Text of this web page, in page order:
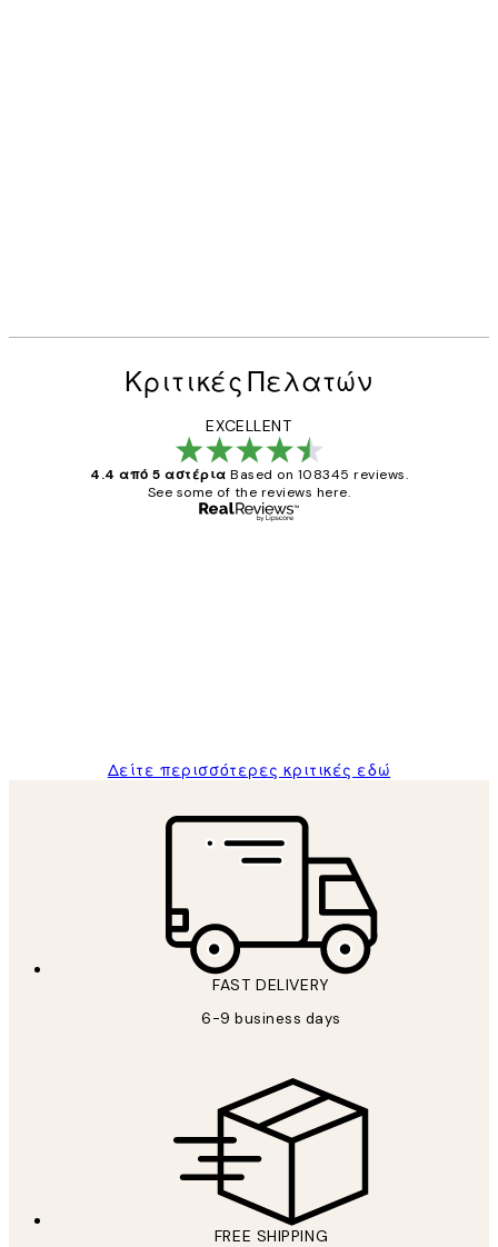
Κριτικές Πελατών
EXCELLENT
4.4 από 5 αστέρια Based on 108345 reviews.
See some of the reviews here.
Δείτε περισσότερες κριτικές εδώ
FAST DELIVERY
6-9 business days
FREE SHIPPING